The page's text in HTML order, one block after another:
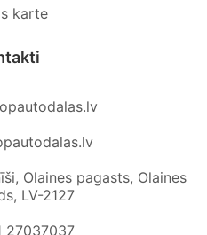
karte
Olaines pagasts, Olaines
LV-2127
27037037‬